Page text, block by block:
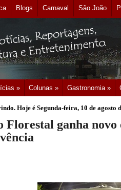
Blogs Carnaval São João
» Colunas » Gastronomia »
Hoje é Segunda-feira, 10 de agosto
Florestal ganha novo